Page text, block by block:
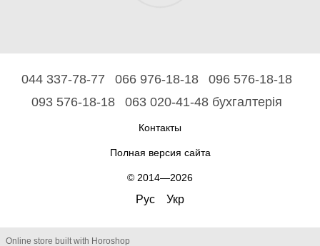
044 337-78-77 066 976-18-18
096 576-18-18
093 576-18-18
063 020-41-48 бухгалтерія
Контакты
Полная версия сайта
© 2014—2026
Рус Укр
Online store built with Horoshop